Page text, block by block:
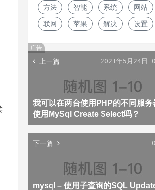
方法 智能 系统 网站
联网 苹果 解决 设置
广告
上一篇
我可以在两台使用PHP的不同服务
使用MySql Create Select吗？
2021年5月24日
下一篇
mysql – 使用子查询的SQL